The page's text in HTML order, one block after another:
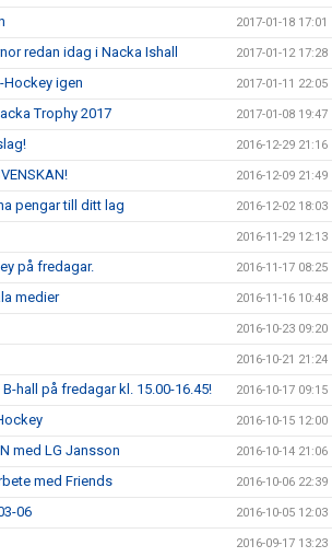
2017-01-18 17:01
redan idag i Nacka Ishall 2017-01-12 17:28
Hockey igen 2017-01-11 22:05
Trophy 2017 2017-01-08 19:47
2016-12-29 21:16
2016-12-09 21:49
pengar till ditt lag 2016-12-02 18:03
2016-11-29 12:13
på fredagar. 2016-11-17 08:25
medier 2016-11-16 10:48
2016-10-23 09:20
2016-10-21 21:24
hall på fredagar kl. 15.00-16.45! 2016-10-17 09:15
2016-10-15 12:00
med LG Jansson 2016-10-14 21:06
med Friends 2016-10-06 22:39
06 2016-10-05 12:03
2016-09-17 13:23